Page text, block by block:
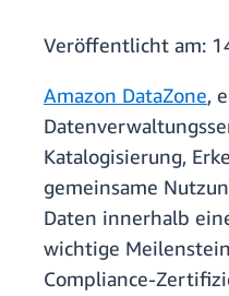
Veröffentlicht am:
Amazon DataZone,
Katalogisierung,
gemeinsame
Daten innerhalb
wichtige
Compliance-